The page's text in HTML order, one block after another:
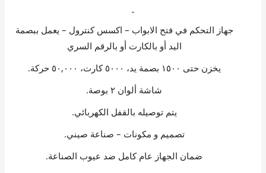
جهاز التحكم في فتح الابواب – اكسس كنترول – يعمل ببصمة
اليد أو بالكارت أو بالرقم السري
يخزن حتى ١٥٠٠ بصمة يد، ٥٠٠٠ كارت، ٥٠,٠٠٠ حركة.
شاشة ألوان ٢ بوصة.
يتم توصيله بالقفل الكهربائي.
تصميم و مكونات – صناعة صيني.
ضمان الجهاز عام كامل ضد عيوب الصناعة.